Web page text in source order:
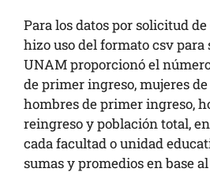
Para los datos por solicitud
hizo uso del formato csv para
UNAM proporcionó el
de primer ingreso, mujeres
hombres de primer ingreso,
reingreso y población total,
cada facultad o unidad
sumas y promedios en base